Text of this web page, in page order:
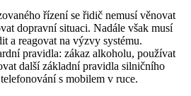
řízení se řidič nemusí věnovat
dopravní situaci. Nadále však musí
a reagovat na výzvy systému.
pravidla: zákaz alkoholu, používat
další základní pravidla silničního
s mobilem v ruce.